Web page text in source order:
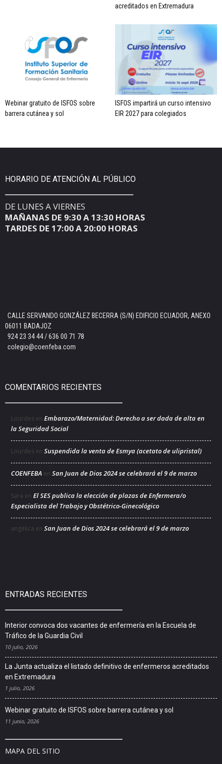
acreditados en Extremadura
Webinar gratuito de ISFOS sobre
barrera cutánea y sol
ISFOS impartirá un curso intensivo
EIR 2027 para colegiados
HORARIO DE ATENCIÓN AL PÚBLICO
DE LUNES A VIERNES
MAÑANAS DE 9:30 A 13:30 HORAS
TARDES DE 17:00 A 20:00 HORAS
CALLE SERVANDO GONZÁLEZ BECERRA (S/N) EDIFICIO ECUADOR, ANEXO
06011 BADAJOZ
924 23 34 44 / 636 00 71 78
colegio@coenfeba.com
COMENTARIOS RECIENTES
Lourdes en Embarazo/Maternidad: Derecho a ser dada de alta en
la Seguridad Social
Lourdes en Suspendida la venta de Esmya (acetato de ulipristal)
COENFEBA en San Juan de Dios 2024 se celebrará el 9 de marzo
Sara en El SES publica la elección de plazas de Enfermera/o
Especialista del Trabajo y Obstétrico-Ginecológico
angélica en San Juan de Dios 2024 se celebrará el 9 de marzo
ENTRADAS RECIENTES
Interior convoca dos vacantes de enfermería en la Escuela de
Tráfico de la Guardia Civil
10 julio, 2026
La Junta actualiza el listado definitivo de enfermeros acreditados
en Extremadura
1 julio, 2026
Webinar gratuito de ISFOS sobre barrera cutánea y sol
11 junio, 2026
MAPA DEL SITIO